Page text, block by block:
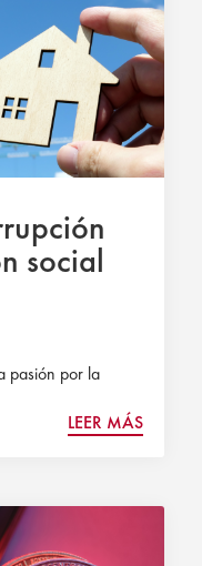
social
pasión por la
LEER MÁS